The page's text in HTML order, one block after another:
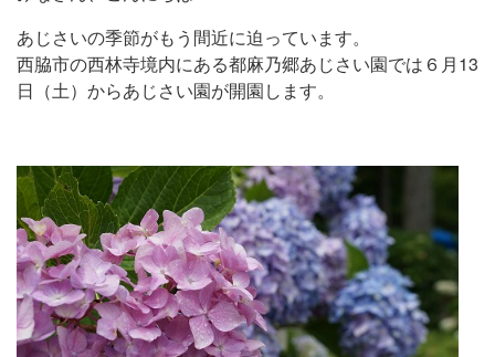
あじさいの季節がもう間近に迫っています。
西脇市の西林寺境内にある都麻乃郷あじさい園では６月13
日（土）からあじさい園が開園します。